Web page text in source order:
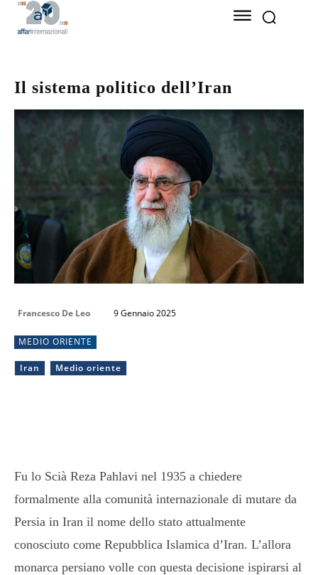
Il sistema politico dell’Iran
Francesco De Leo 9 Gennaio 2025
MEDIO ORIENTE
Iran Medio oriente
Fu lo Scià Reza Pahlavi nel 1935 a chiedere
formalmente alla comunità internazionale di mutare da
Persia in Iran il nome dello stato attualmente
conosciuto come Repubblica Islamica d’Iran. L’allora
monarca persiano volle con questa decisione ispirarsi al